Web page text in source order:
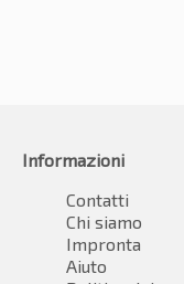
Informazioni
Contatti
Chi siamo
Impronta
Aiuto